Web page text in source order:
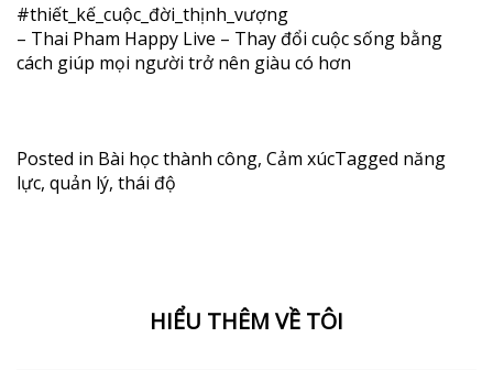
#thiết_kế_cuộc_đời_thịnh_vượng
– Thai Pham Happy Live – Thay đổi cuộc sống bằng
cách giúp mọi người trở nên giàu có hơn
Posted in Bài học thành công, Cảm xúcTagged năng
lực, quản lý, thái độ
HIỂU THÊM VỀ TÔI